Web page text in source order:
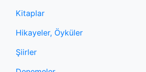
Kitaplar
Hikayeler, Öyküler
Şiirler